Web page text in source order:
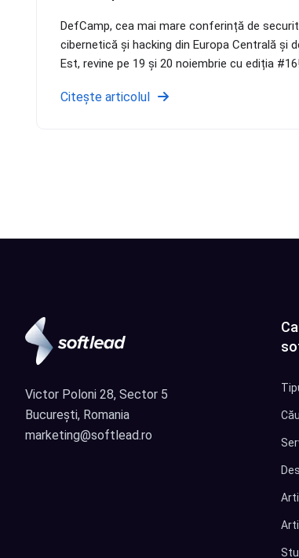
DefCamp, cea mai mare conferință de
cibernetică și hacking din Europa Centrală și
Est, revine pe 19 și 20 noiembrie cu ediția #16!
Citește articolul
Victor Poloni 28, Sector 5
București, Romania
marketing@softlead.ro